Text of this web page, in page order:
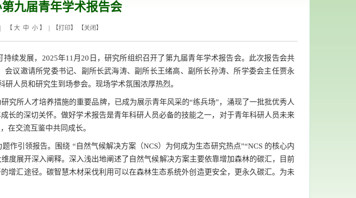
九届青年学术报告会
【 大 中 小】 | 【打印】 【关闭 】
续发展，2025年11月20日，研究所组织召开了第九届青年学术报告会。此次报告会共
议邀请所党委书记、副所长武海涛、副所长王绪高、副所长孙涛、所学委会主任贾永
人员和研究生到场参会。现场学术氛围浓厚热烈。
究所人才培养措施的重要品牌，已成为展示青年风采的“练兵场”，涌现了一批批优秀人
长的深切关怀。做好学术报告是青年科研人员必备的技能之一，对于青年科研人员未来
在交流互鉴中共同成长。
作引领报告。围绕 “自然气候解决方案（NCS）为何成为生态研究热点”“NCS 的核心内
度展开深入阐释。深入浅出地阐述了自然气候解决方案主要依靠增加森林的碳汇，目前
增汇途径。碳智慧木材采伐利用可以在森林生态系统外创造更安全，更永久碳汇。为未